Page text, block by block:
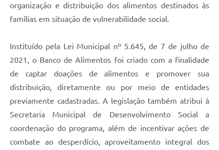
organização e distribuição dos alimentos destinados às
famílias em situação de vulnerabilidade social.
Instituído pela Lei Municipal nº 5.645, de 7 de julho de
2021, o Banco de Alimentos foi criado com a finalidade
de captar doações de alimentos e promover sua
distribuição, diretamente ou por meio de entidades
previamente cadastradas. A legislação também atribui à
Secretaria Municipal de Desenvolvimento Social a
coordenação do programa, além de incentivar ações de
combate ao desperdício, aproveitamento integral dos